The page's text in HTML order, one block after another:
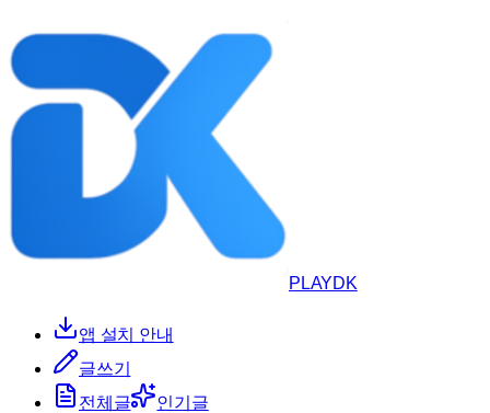
PLAYDK
앱 설치 안내
글쓰기
전체글
인기글